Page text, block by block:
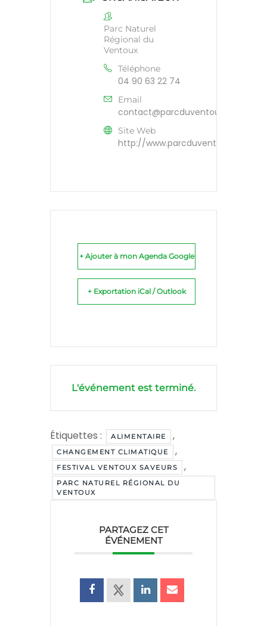
Parc Naturel
Régional du
Ventoux
Téléphone
04 90 63 22 74
Email
contact@parcduventoux.fr
Site Web
http://www.parcduventoux.fr
+ Ajouter à mon Agenda Google
+ Exportation iCal / Outlook
L'événement est terminé.
Étiquettes : ALIMENTAIRE ,
CHANGEMENT CLIMATIQUE ,
FESTIVAL VENTOUX SAVEURS ,
PARC NATUREL RÉGIONAL DU
VENTOUX
PARTAGEZ CET
ÉVÉNEMENT